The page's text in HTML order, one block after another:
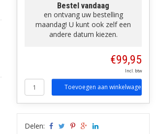
Bestel vandaag
en ontvang uw bestelling
maandag! U kunt ook zelf een
andere datum kiezen.
€99,95
Incl. btw
Toevoegen aan winkelwagen
Delen: